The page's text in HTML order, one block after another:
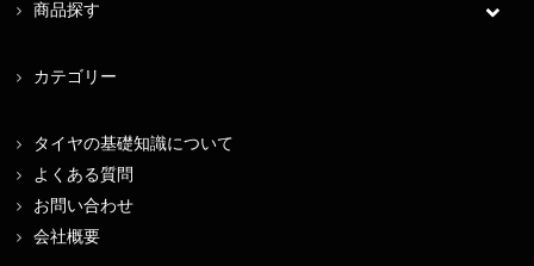
商品探す
カテゴリー
タイヤの基礎知識について
よくある質問
お問い合わせ
会社概要